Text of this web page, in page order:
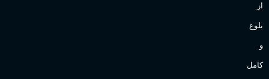
از
بلوغ
و
کامل